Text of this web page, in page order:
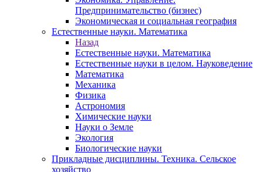
Предпринимательство (бизнес)
Экономическая и социальная география
Естественные науки. Математика
Назад
Естественные науки. Математика
Естественные науки в целом. Науковедение
Математика
Механика
Физика
Астрономия
Химические науки
Науки о Земле
Экология
Биологические науки
Прикладные дисциплины. Техника. Сельское
хозяйство